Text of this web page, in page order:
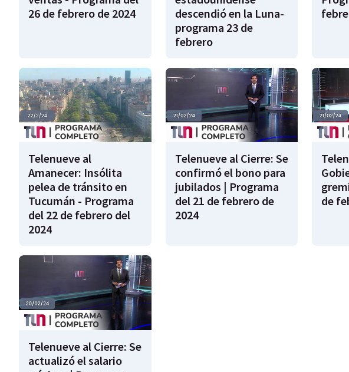
26 de febrero de 2024
descendió en la Luna-
programa 23 de
febrero
Telenueve al
Amanecer: Insólita
pelea de tránsito en
Tucumán - Programa
del 22 de febrero del
2024
Telenueve al Cierre: Se
confirmó el bono para
jubilados | Programa
del 21 de febrero de
2024
de
Telenueve al Cierre: Se
actualizó el salario